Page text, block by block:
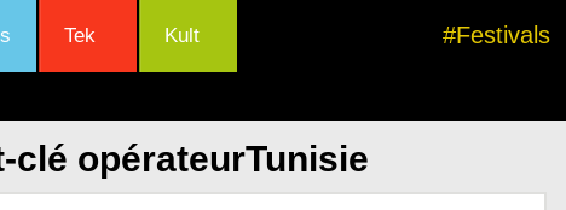
Tek Kult #Festivals
clé opérateurTunisie